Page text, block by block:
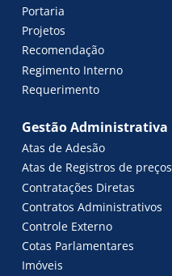
Portaria
Projetos
Recomendação
Regimento Interno
Requerimento
Gestão Administrativa
Atas de Adesão
Atas de Registros de preços
Contratações Diretas
Contratos Administrativos
Controle Externo
Cotas Parlamentares
Imóveis